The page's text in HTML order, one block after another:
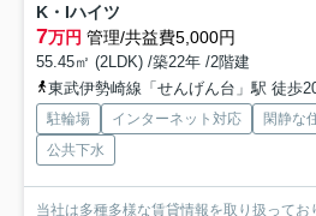
K・Iハイツ
7万円 管理/共益費5,000円
55.45㎡ (2LDK) /築22年 /2階建
東武伊勢崎線「せんげん台」駅 徒歩
駐輪場 インターネット対応 閑静な
公共下水
当社は多種多様な賃貸情報を取り扱って